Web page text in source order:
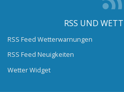
RSS UND
RSS Feed Wetterwarnungen
RSS Feed Neuigkeiten
Wetter Widget